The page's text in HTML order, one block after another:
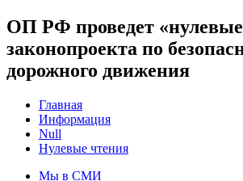
ОП РФ проведет
законопроекта по
дорожного движения
Главная
Информация
Null
Нулевые чтения
Мы в СМИ